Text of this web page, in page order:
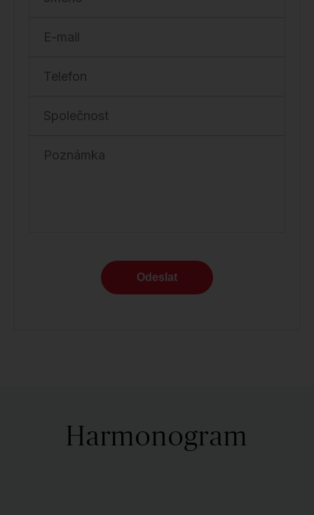
E-mail
Telefon
Společnost
Poznámka
Odeslat
Harmonogram